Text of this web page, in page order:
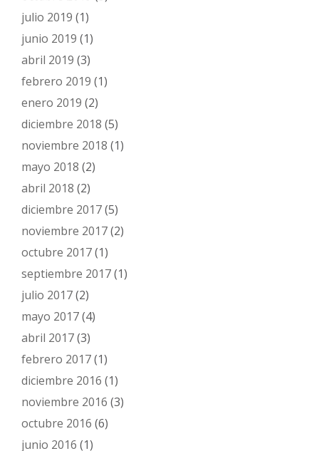
julio 2019 (1)
junio 2019 (1)
abril 2019 (3)
febrero 2019 (1)
enero 2019 (2)
diciembre 2018 (5)
noviembre 2018 (1)
mayo 2018 (2)
abril 2018 (2)
diciembre 2017(5)
noviembre 2017(2)
octubre 2017(1)
septiembre 2017(1)
julio 2017(2)
mayo 2017(4)
abril 2017(3)
febrero 2017(1)
diciembre 2016 (1)
noviembre 2016 (3)
octubre 2016 (6)
junio 2016 (1)